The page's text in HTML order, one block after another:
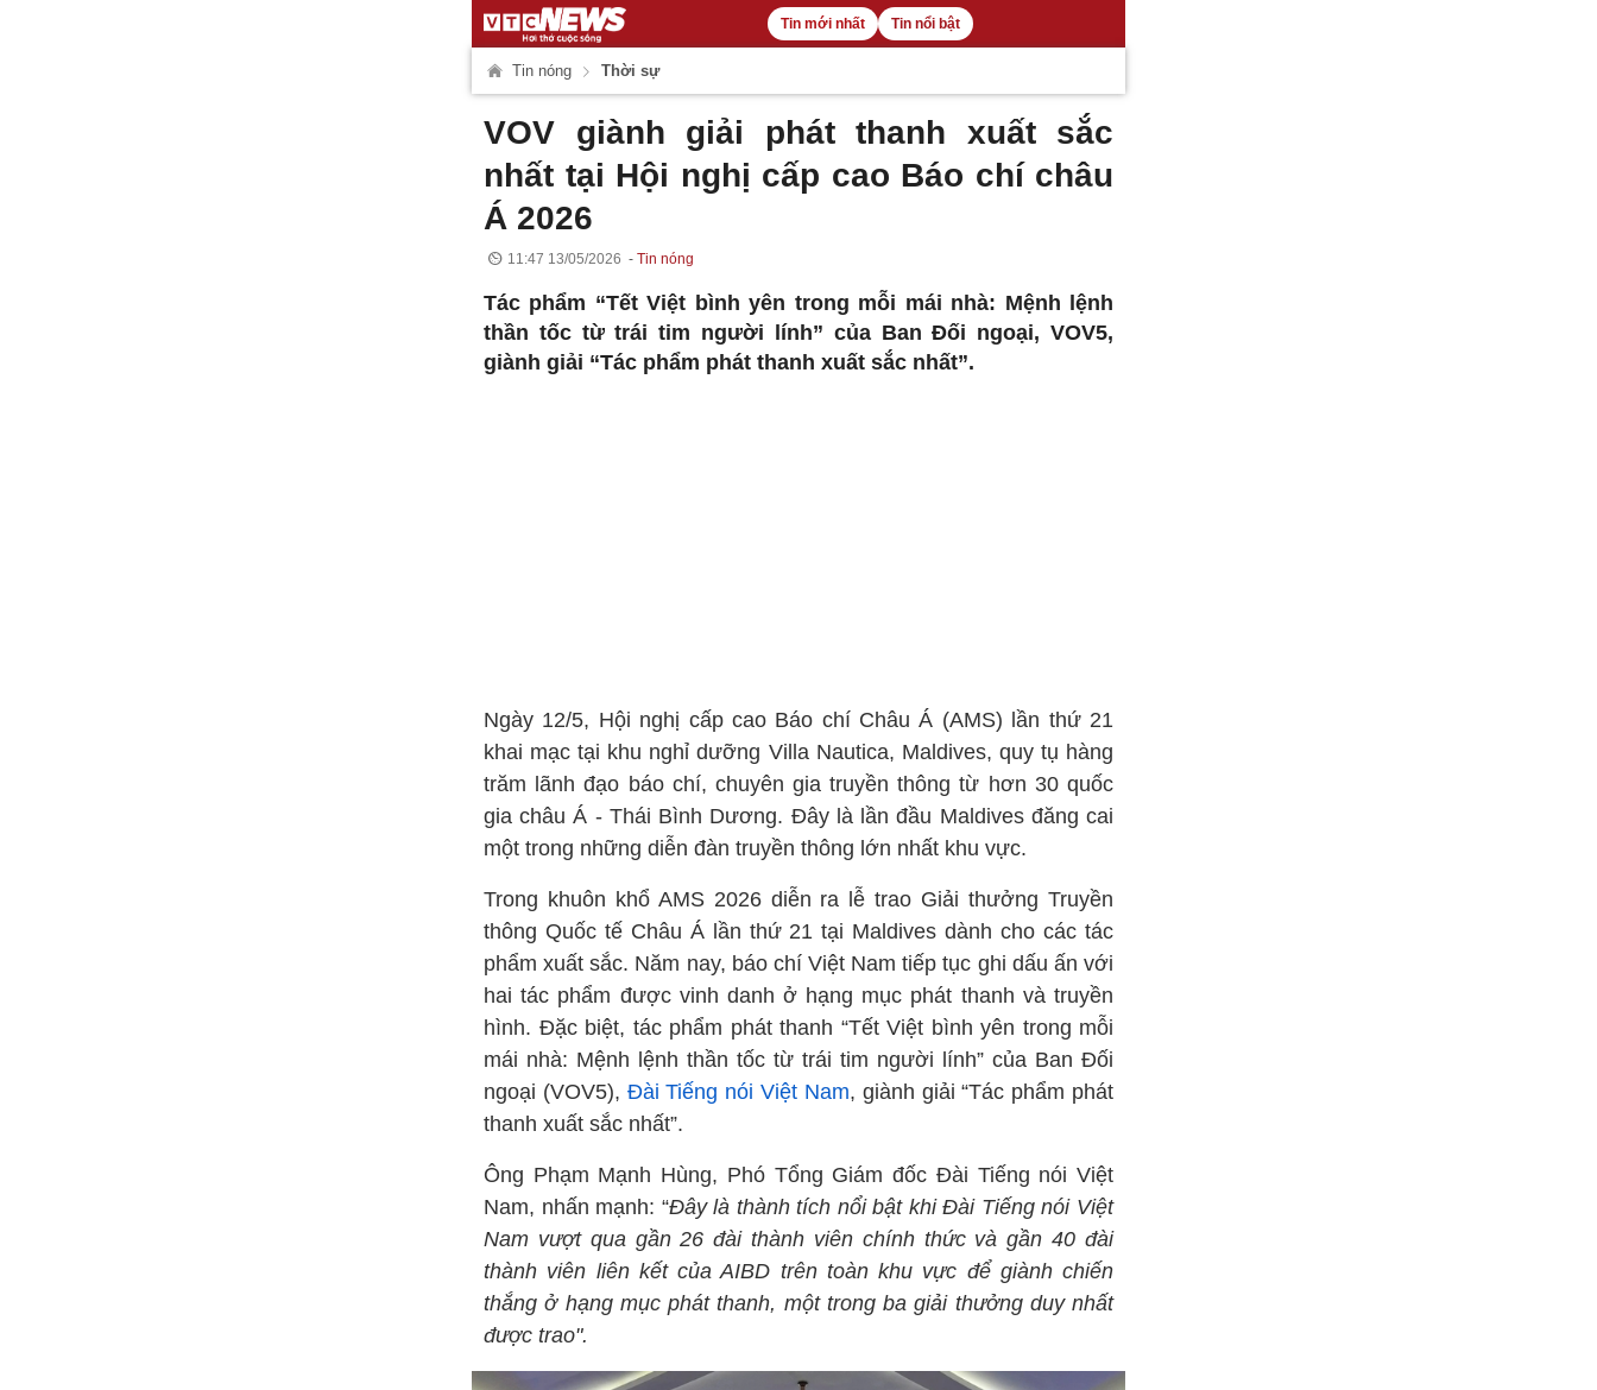
Tin mới nhất Tin nổi bật
Tin nóng Thời sự
VOV giành giải phát thanh xuất sắc
nhất tại Hội nghị cấp cao Báo chí châu
Á 2026
11:47 13/05/2026 Tin nóng
Tác phẩm “Tết Việt bình yên trong mỗi mái nhà: Mệnh lệnh
thần tốc từ trái tim người lính” của Ban Đối ngoại, VOV5,
giành giải “Tác phẩm phát thanh xuất sắc nhất”.
Ngày 12/5, Hội nghị cấp cao Báo chí Châu Á (AMS) lần thứ 21
khai mạc tại khu nghỉ dưỡng Villa Nautica, Maldives, quy tụ hàng
trăm lãnh đạo báo chí, chuyên gia truyền thông từ hơn 30 quốc
gia châu Á - Thái Bình Dương. Đây là lần đầu Maldives đăng cai
một trong những diễn đàn truyền thông lớn nhất khu vực.
Trong khuôn khổ AMS 2026 diễn ra lễ trao Giải thưởng Truyền
thông Quốc tế Châu Á lần thứ 21 tại Maldives dành cho các tác
phẩm xuất sắc. Năm nay, báo chí Việt Nam tiếp tục ghi dấu ấn với
hai tác phẩm được vinh danh ở hạng mục phát thanh và truyền
hình. Đặc biệt, tác phẩm phát thanh “Tết Việt bình yên trong mỗi
mái nhà: Mệnh lệnh thần tốc từ trái tim người lính” của Ban Đối
ngoại (VOV5), Đài Tiếng nói Việt Nam, giành giải “Tác phẩm phát
thanh xuất sắc nhất”.
Ông Phạm Mạnh Hùng, Phó Tổng Giám đốc Đài Tiếng nói Việt
Nam, nhấn mạnh: “Đây là thành tích nổi bật khi Đài Tiếng nói Việt
Nam vượt qua gần 26 đài thành viên chính thức và gần 40 đài
thành viên liên kết của AIBD trên toàn khu vực để giành chiến
thắng ở hạng mục phát thanh, một trong ba giải thưởng duy nhất
được trao".